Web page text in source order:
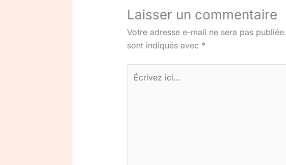
Laisser un commentaire
Votre adresse e-mail ne sera pas publiée.
sont indiqués avec *
ici…